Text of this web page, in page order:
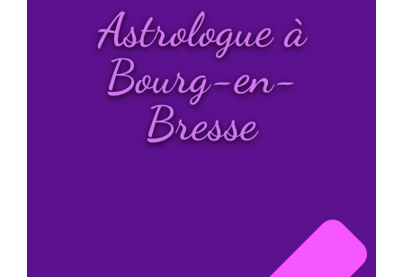
Astrologue à
Bourg-en-
Bresse